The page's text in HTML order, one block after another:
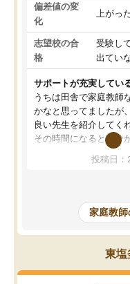
偏差値の変
化
上がっ
志望校の合
格
受験し
出てい
サポートが充実してい
うちは田舎で家庭教師
かなと思ってましたが
良い先生を紹介してく
その時間になると自分
を開いてzoomを繋げ
た！5科目なんでもOK
めて1年ほどだった今
科目が増えてきました
であるので無料の週末
がら頑張って欲しいと
投稿日：
家庭教
東塩